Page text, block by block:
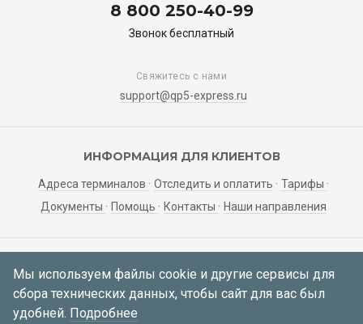
8 800 250-40-99
Звонок бесплатный
Свяжитесь с нами
support@qp5-express.ru
ИНФОРМАЦИЯ ДЛЯ КЛИЕНТОВ
Адреса терминалов Отследить и оплатить
Тарифы
Документы
Помощь Контакты Наши направления
ЛИЧНЫЙ КАБИНЕТ
Мои заявки Регистрация Вход
Мы используем файлы cookie и другие сервисы для
сбора технических данных, чтобы сайт для вас был
удобней. Подробнее